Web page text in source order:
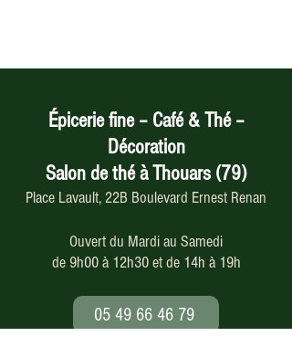
Épicerie fine – Café & Thé –
Décoration
Salon de thé à Thouars (79)
Place Lavault, 22B Boulevard Ernest Renan
Ouvert du Mardi au Samedi
de 9h00 à 12h30 et de 14h à 19h
05 49 66 46 79